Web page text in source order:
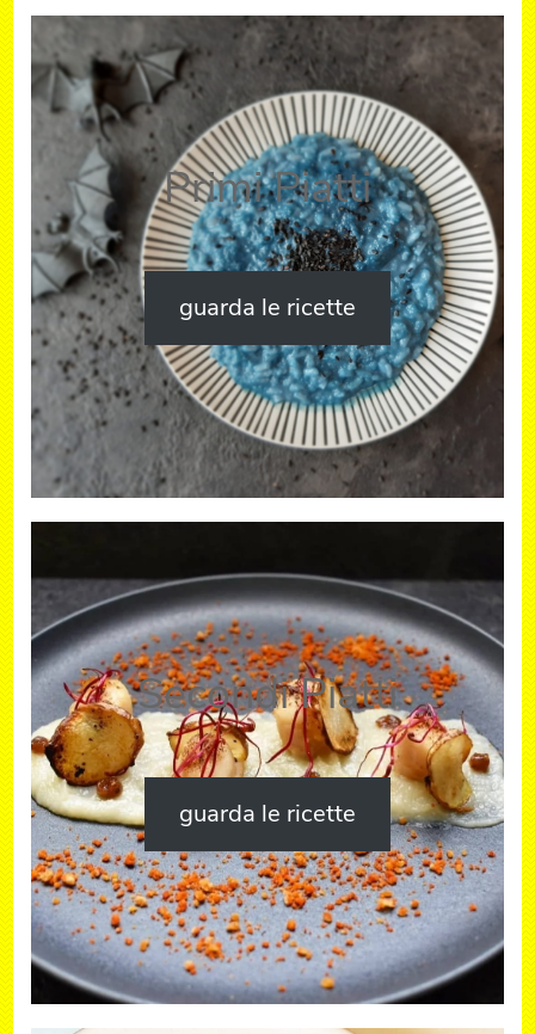
Primi Piatti
guarda le ricette
Secondi Piatti
guarda le ricette